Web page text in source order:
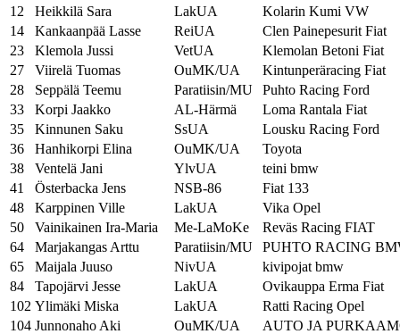
12
Heikkilä Sara LakUA
Kolarin Kumi VW
14
Kankaanpää Lasse ReiUA
Clen Painepesurit Fiat
23
Klemola Jussi VetUA
Klemolan Betoni Fiat
27
Viirelä Tuomas OuMK/UA
Kintunperäracing Fiat
28
Seppälä Teemu Paratiisin/MU
Puhto Racing Ford
33
Korpi Jaakko AL-Härmä
Loma Rantala Fiat
35
Kinnunen Saku SsUA
Lousku Racing Ford
36
Hanhikorpi Elina OuMK/UA
Toyota
38
Ventelä Jani YlvUA
teini bmw
41
Österbacka Jens NSB-86
Fiat 133
48
Karppinen Ville LakUA
Vika Opel
50
Vainikainen Ira-Maria Me-LaMoKe
Reväs Racing FIAT
64
Marjakangas Arttu Paratiisin/MU
PUHTO RACING
65
Maijala Juuso NivUA
kivipojat bmw
84
Tapojärvi Jesse LakUA
Ovikauppa Erma Fiat
102 Ylimäki Miska LakUA
Ratti Racing Opel
104 Junnonaho Aki OuMK/UA
AUTO JA